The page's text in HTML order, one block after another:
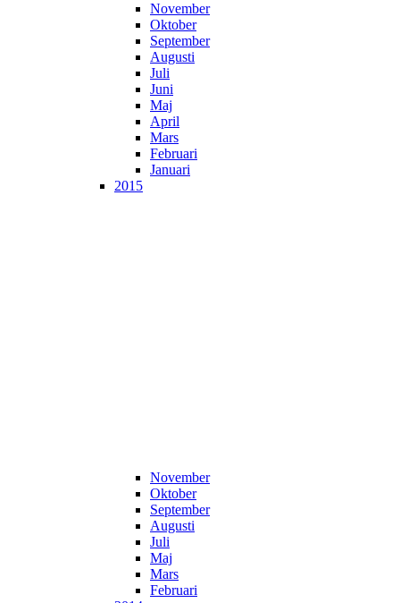
November
Oktober
September
Augusti
Juli
Juni
Maj
April
Mars
Februari
Januari
2015
November
Oktober
September
Augusti
Juli
Maj
Mars
Februari